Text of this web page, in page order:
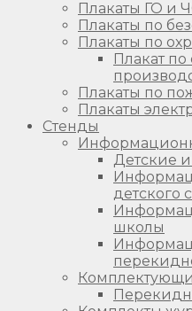
Плакаты ГО и
Плакаты по
Плакаты по
Плакат по
Плакаты по
Плакаты
Стенды
Детские
детского
школы